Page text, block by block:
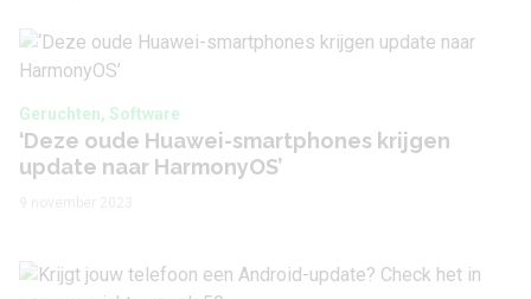
Geruchten, Software
‘Deze oude Huawei-smartphones krijgen
update naar HarmonyOS’